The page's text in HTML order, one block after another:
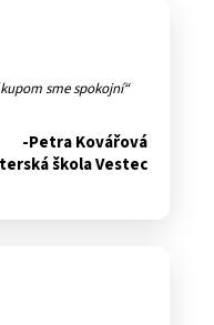
sme spokojní
-Petra Kovářová
škola Vestec